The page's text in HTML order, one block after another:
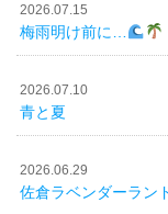
2026.07.15
梅雨明け前に…
2026.07.10
青と夏
2026.06.29
佐倉ラベンダーラン